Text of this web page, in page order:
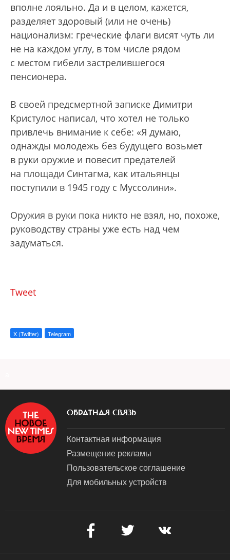
вполне лояльно. Да и в целом, кажется,
разделяет здоровый (или не очень)
национализм: греческие флаги висят чуть ли
не на каждом углу, в том числе рядом
с местом гибели застрелившегося
пенсионера.
В своей предсмертной записке Димитри
Кристулос написал, что хотел не только
привлечь внимание к себе: «Я думаю,
однажды молодежь без будущего возьмет
в руки оружие и повесит предателей
на площади Синтагма, как итальянцы
поступили в 1945 году с Муссолини».
Оружия в руки пока никто не взял, но, похоже,
руководству страны уже есть над чем
задуматься.
Tweet
X (Twitter) Telegram
ОБРАТНАЯ СВЯЗЬ
Контактная информация
Размещение рекламы
Пользовательское соглашение
Для мобильных устройств